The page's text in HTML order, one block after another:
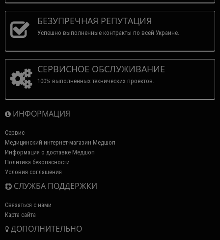
БЕЗУПРЕЧНАЯ РЕПУТАЦИЯ
Успешно выполненные контракты по всей Украине.
СЕРВИСНОЕ ОБСЛУЖИВАНИЕ
100% выполненных технических проектов.
ИНФОРМАЦИЯ
Сервис
Медицинский интернет-магазин Медшоп
Информация о доставке Медшоп
Политика безопасности
Условия соглашения
СЛУЖБА ПОДДЕРЖКИ
Связаться с нами
Карта сайта
ДОПОЛНИТЕЛЬНО